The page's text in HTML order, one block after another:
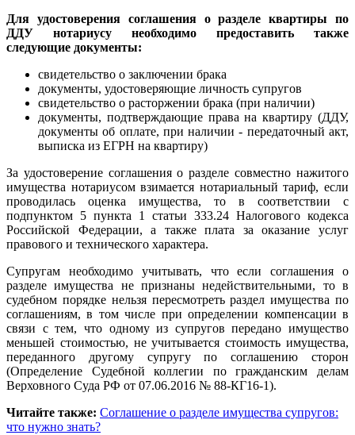
Для удостоверения соглашения о разделе квартиры по
ДДУ нотариусу необходимо предоставить также
следующие документы:
свидетельство о заключении брака
документы, удостоверяющие личность супругов
свидетельство о расторжении брака (при наличии)
документы, подтверждающие права на квартиру (ДДУ,
документы об оплате, при наличии - передаточный акт,
выписка из ЕГРН на квартиру)
За удостоверение соглашения о разделе совместно нажитого
имущества нотариусом взимается нотариальный тариф, если
проводилась оценка имущества, то в соответствии с
подпунктом 5 пункта 1 статьи 333.24 Налогового кодекса
Российской Федерации, а также плата за оказание услуг
правового и технического характера.
Супругам необходимо учитывать, что если соглашения о
разделе имущества не признаны недействительными, то в
судебном порядке нельзя пересмотреть раздел имущества по
соглашениям, в том числе при определении компенсации в
связи с тем, что одному из супругов передано имущество
меньшей стоимостью, не учитывается стоимость имущества,
переданного другому супругу по соглашению сторон
(Определение Судебной коллегии по гражданским делам
Верховного Суда РФ от 07.06.2016 № 88-КГ16-1).
Читайте также: Соглашение о разделе имущества супругов:
что нужно знать?